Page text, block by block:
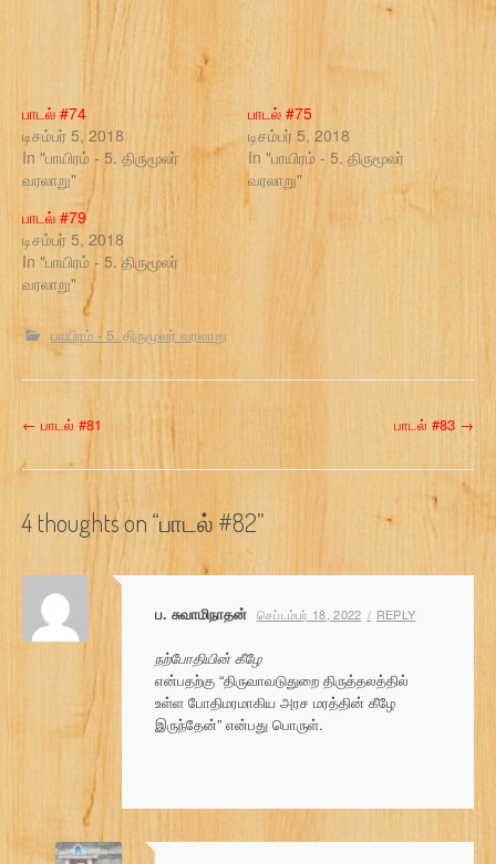
பாடல் #74
டிசம்பர் 5, 2018
In "பாயிரம் - 5. திருமூலர்
வரலாறு"
பாடல் #75
டிசம்பர் 5, 2018
In "பாயிரம் - 5. திருமூலர்
வரலாறு"
பாடல் #79
டிசம்பர் 5, 2018
In "பாயிரம் - 5. திருமூலர்
வரலாறு"
பாயிரம் - 5. திருமூலர் வரலாறு
P
o
s
a
← பாடல் #81 பாடல் #83 →
4 thoughts on “பாடல் #82”
ப. சுவாமிநாதன் செப்டம்பர் 18, 2022 REPLY
நற்போதியின் கீழே
என்பதற்கு “திருவாவடுதுறை திருத்தலத்தில்
உள்ள போதிமரமாகிய அரச மரத்தின் கீழே
இருந்தேன்” என்பது பொருள்.